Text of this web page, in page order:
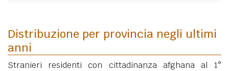
Distribuzione per provincia negli ultimi
anni
Stranieri residenti con cittadinanza afghana al 1°